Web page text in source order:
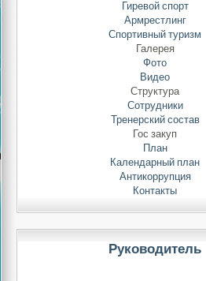
Гиревой спорт
Армрестлинг
Спортивный туризм
Галерея
Фото
Видео
Структура
Сотрудники
Тренерский состав
Гос закуп
План
Календарный план
Антикоррупция
Контакты
Руководитель